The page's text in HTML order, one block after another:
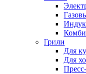
Грили
Для
Для